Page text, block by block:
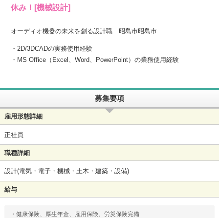
休み！[機械設計]
オーディオ機器の未来を創る設計職 昭島市昭島市
・2D/3DCADの実務使用経験
・MS Office（Excel、Word、PowerPoint）の業務使用経験
募集要項
雇用形態詳細
正社員
職種詳細
設計(電気・電子・機械・土木・建築・設備)
給与
・健康保険、厚生年金、雇用保険、労災保険完備